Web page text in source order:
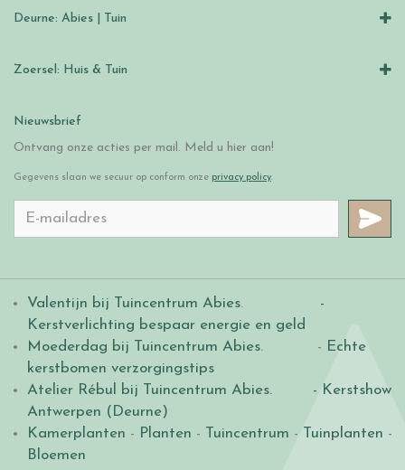
Deurne: Abies | Tuin
Zoersel: Huis & Tuin
Nieuwsbrief
Ontvang onze acties per mail. Meld u hier aan!
Gegevens slaan we secuur op conform onze privacy policy.
Valentijn bij Tuincentrum Abies.
-
Kerstverlichting bespaar energie en geld
Moederdag bij Tuincentrum Abies. - Echte
kerstbomen verzorgingstips
Atelier Rébul bij Tuincentrum Abies.
- Kerstshow
Antwerpen (Deurne)
Kamerplanten - Planten - Tuincentrum - Tuinplanten -
Bloemen